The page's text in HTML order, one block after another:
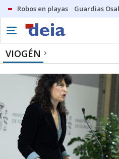
Robos en playas Guardias
VIOGÉN